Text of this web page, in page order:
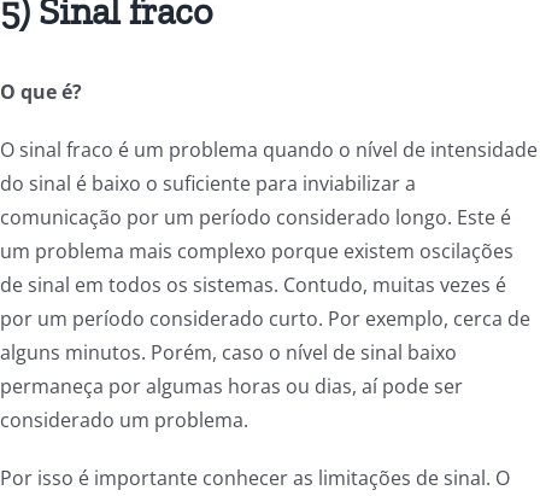
5) Sinal fraco
O que é?
O sinal fraco é um problema quando o nível de intensidade
do sinal é baixo o suficiente para inviabilizar a
comunicação por um período considerado longo. Este é
um problema mais complexo porque existem oscilações
de sinal em todos os sistemas. Contudo, muitas vezes é
por um período considerado curto. Por exemplo, cerca de
alguns minutos. Porém, caso o nível de sinal baixo
permaneça por algumas horas ou dias, aí pode ser
considerado um problema.
Por isso é importante conhecer as limitações de sinal. O